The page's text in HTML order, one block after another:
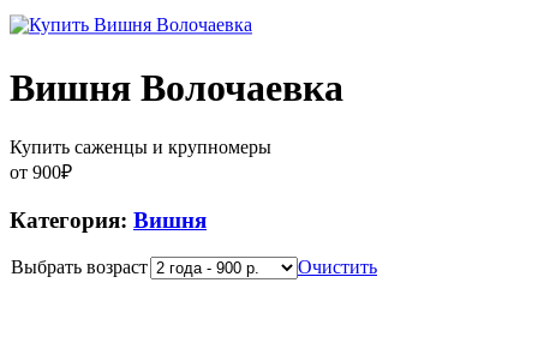
Вишня Волочаевка
Купить саженцы и крупномеры
от 900₽
Категория: Вишня
Выбрать возраст Очистить